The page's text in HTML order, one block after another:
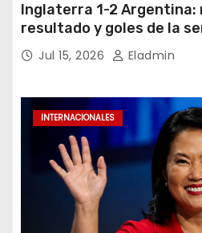
Inglaterra 1-2 Argentina:
resultado y goles de la
2026Jul 15, 2026 Eladmin
INTERNACIONALES